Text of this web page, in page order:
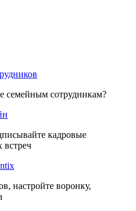
семейным сотрудникам?
кадровые
встреч
настройте воронку,